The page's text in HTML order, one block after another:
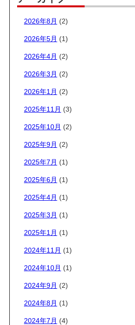
2026年8月 (2)
2026年5月 (1)
2026年4月 (2)
2026年3月 (2)
2026年1月 (2)
2025年11月 (3)
2025年10月 (2)
2025年9月 (2)
2025年7月 (1)
2025年6月 (1)
2025年4月 (1)
2025年3月 (1)
2025年1月 (1)
2024年11月 (1)
2024年10月 (1)
2024年9月 (2)
2024年8月 (1)
2024年7月 (4)